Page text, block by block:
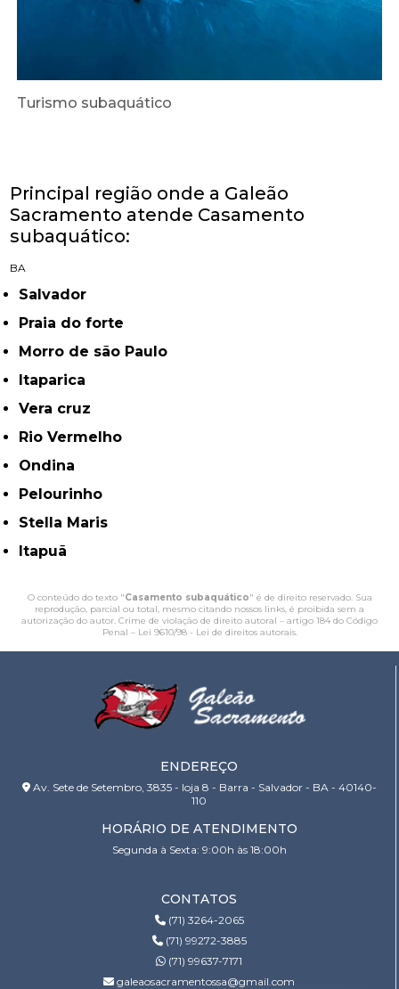
Turismo subaquático
Principal região onde a Galeão
Sacramento atende Casamento
subaquático:
BA
Salvador
Praia do forte
Morro de são Paulo
Itaparica
Vera cruz
Rio Vermelho
Ondina
Pelourinho
Stella Maris
Itapuã
O conteúdo do texto "Casamento subaquático" é de direito reservado. Sua
reprodução, parcial ou total, mesmo citando nossos links, é proibida sem a
autorização do autor. Crime de violação de direito autoral – artigo 184 do Código
Penal – Lei 9610/98 - Lei de direitos autorais.
ENDEREÇO
Av. Sete de Setembro, 3835 - loja 8 - Barra - Salvador - BA - 40140-
110
HORÁRIO DE ATENDIMENTO
Segunda à Sexta: 9:00h às 18:00h
CONTATOS
(71) 3264-2065
(71) 99272-3885
(71) 99637-7171
galeaosacramentossa@gmail.com